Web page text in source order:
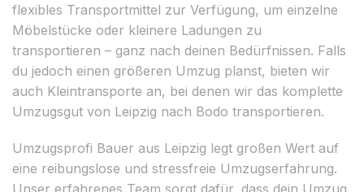
flexibles Transportmittel zur Verfügung, um einzelne
Möbelstücke oder kleinere Ladungen zu
transportieren – ganz nach deinen Bedürfnissen. Falls
du jedoch einen größeren Umzug planst, bieten wir
auch Kleintransporte an, bei denen wir das komplette
Umzugsgut von Leipzig nach Bodo transportieren.
Umzugsprofi Bauer aus Leipzig legt großen Wert auf
eine reibungslose und stressfreie Umzugserfahrung.
Unser erfahrenes Team sorgt dafür, dass dein Umzug